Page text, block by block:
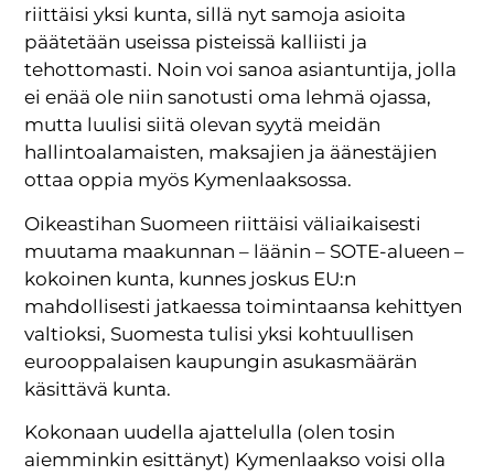
riittäisi yksi kunta, sillä nyt samoja asioita
päätetään useissa pisteissä kalliisti ja
tehottomasti. Noin voi sanoa asiantuntija, jolla
ei enää ole niin sanotusti oma lehmä ojassa,
mutta luulisi siitä olevan syytä meidän
hallintoalamaisten, maksajien ja äänestäjien
ottaa oppia myös Kymenlaaksossa.
Oikeastihan Suomeen riittäisi väliaikaisesti
muutama maakunnan – läänin – SOTE-alueen –
kokoinen kunta, kunnes joskus EU:n
mahdollisesti jatkaessa toimintaansa kehittyen
valtioksi, Suomesta tulisi yksi kohtuullisen
eurooppalaisen kaupungin asukasmäärän
käsittävä kunta.
Kokonaan uudella ajattelulla (olen tosin
aiemminkin esittänyt) Kymenlaakso voisi olla